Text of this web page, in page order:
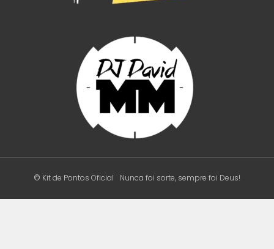
© Kit de Pontos Oficial Nunca foi sorte, sempre foi Deus!